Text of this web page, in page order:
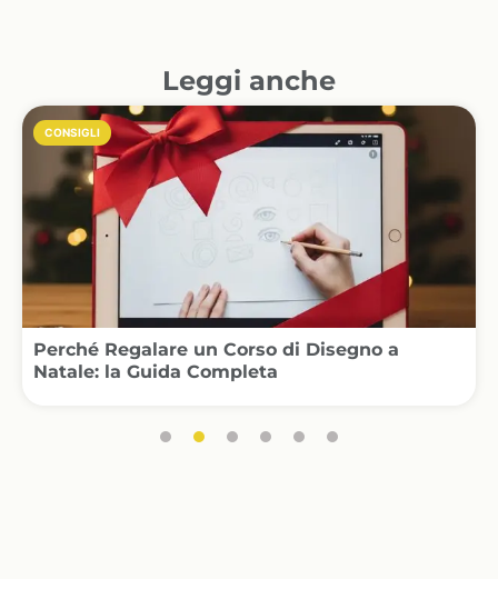
Leggi anche
CONSIGLI
Perché Regalare un Corso di Disegno a
Natale: la Guida Completa